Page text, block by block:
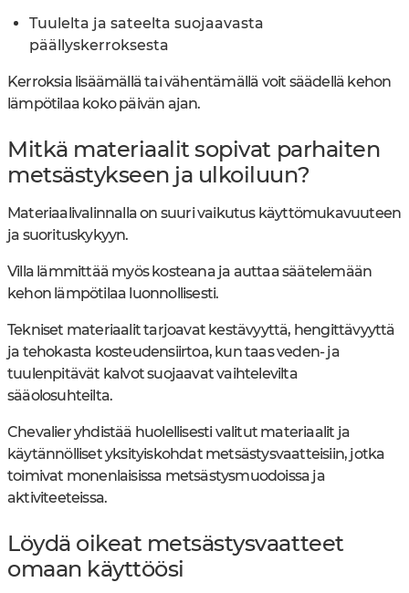
Tuulelta ja sateelta suojaavasta
päällyskerroksesta
Kerroksia lisäämällä tai vähentämällä voit säädellä kehon
lämpötilaa koko päivän ajan.
Mitkä materiaalit sopivat parhaiten
metsästykseen ja ulkoiluun?
Materiaalivalinnalla on suuri vaikutus käyttömukavuuteen
ja suorituskykyyn.
Villa lämmittää myös kosteana ja auttaa säätelemään
kehon lämpötilaa luonnollisesti.
Tekniset materiaalit tarjoavat kestävyyttä, hengittävyyttä
ja tehokasta kosteudensiirtoa, kun taas veden- ja
tuulenpitävät kalvot suojaavat vaihtelevilta
sääolosuhteilta.
Chevalier yhdistää huolellisesti valitut materiaalit ja
käytännölliset yksityiskohdat metsästysvaatteisiin, jotka
toimivat monenlaisissa metsästysmuodoissa ja
aktiviteeteissa.
Löydä oikeat metsästysvaatteet
omaan käyttöösi